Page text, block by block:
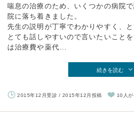
喘息の治療のため、いくつかの病院
院に落ち着きました。
先生の説明が丁寧でわかりやすく、と
とても話しやすいので言いたいこと
は治療費や薬代...
続きを読む
2015年12月受診 / 2015年12月投稿 10人